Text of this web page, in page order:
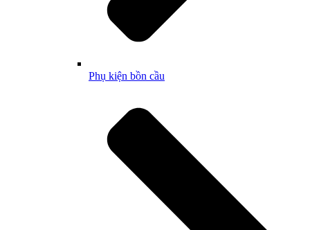
Phụ kiện bồn cầu